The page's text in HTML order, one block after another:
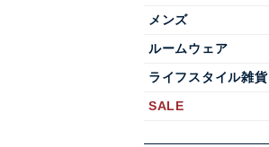
メンズ
ルームウェア
ライフスタイル雑貨
SALE